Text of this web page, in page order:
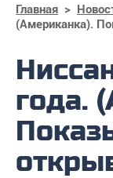
Главная >
(Американка).
года.